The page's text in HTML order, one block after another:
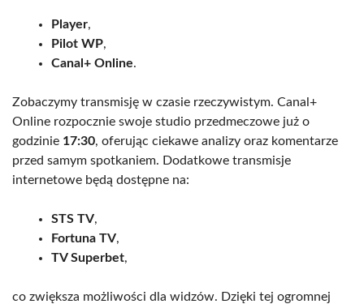
Player,
Pilot WP,
Canal+ Online.
Zobaczymy transmisję w czasie rzeczywistym. Canal+
Online rozpocznie swoje studio przedmeczowe już o
godzinie 17:30, oferując ciekawe analizy oraz komentarze
przed samym spotkaniem. Dodatkowe transmisje
internetowe będą dostępne na:
STS TV,
Fortuna TV,
TV Superbet,
co zwiększa możliwości dla widzów. Dzięki tej ogromnej